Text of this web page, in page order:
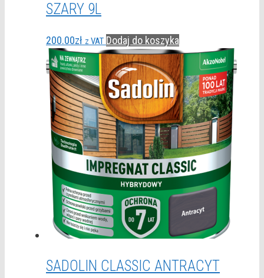
SZARY 9L
200.00zł z VAT Dodaj do koszyka
SADOLIN CLASSIC ANTRACYT